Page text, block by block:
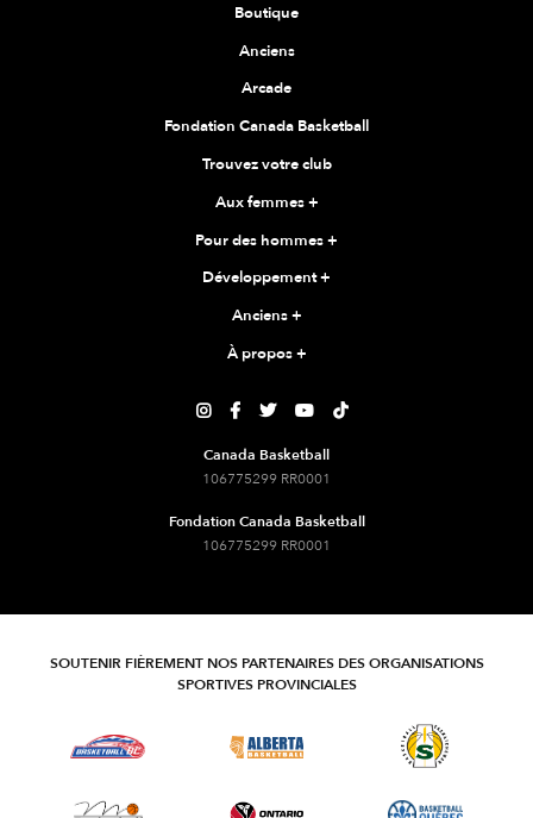
Boutique
Anciens
Arcade
Fondation Canada Basketball
Trouvez votre club
Aux femmes+
Pour des hommes+
Développement+
Anciens+
À propos+
    
Canada Basketball
106775299 RR0001
Fondation Canada Basketball
106775299 RR0001
SOUTENIR FIÈREMENT NOS PARTENAIRES DES ORGANISATIONS
SPORTIVES PROVINCIALES